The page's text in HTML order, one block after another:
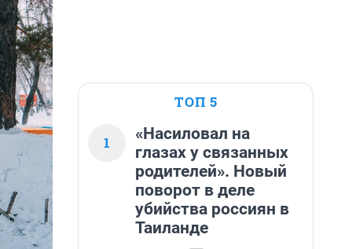
ТОП 5
1
«Насиловал на
глазах у связанных
родителей». Новый
поворот в деле
убийства россиян в
Таиланде